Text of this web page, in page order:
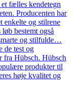
fælles kendetegn
Producenten har
enkelte og stilrene
bestemt også
og stilfulde…
de test og
fra Hübsch. Hübsch
produkter til
høje kvalitet og